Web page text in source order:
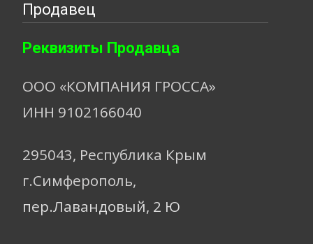
Продавец
Реквизиты Продавца
ООО «КОМПАНИЯ ГРОССА»
ИНН 9102166040
295043, Республика Крым
г.Симферополь,
пер.Лавандовый, 2 Ю